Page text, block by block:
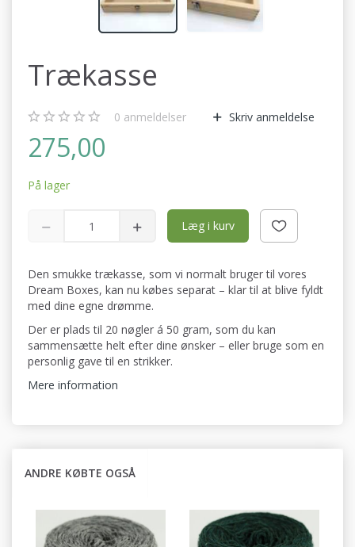
Trækasse
0 anmeldelser Skriv anmeldelse
275,00
På lager
Læg i kurv
Den smukke trækasse, som vi normalt bruger til vores
Dream Boxes, kan nu købes separat – klar til at blive fyldt
med dine egne drømme.
Der er plads til 20 nøgler á 50 gram, som du kan
sammensætte helt efter dine ønsker – eller bruge som en
personlig gave til en strikker.
Mere information
ANDRE KØBTE OGSÅ